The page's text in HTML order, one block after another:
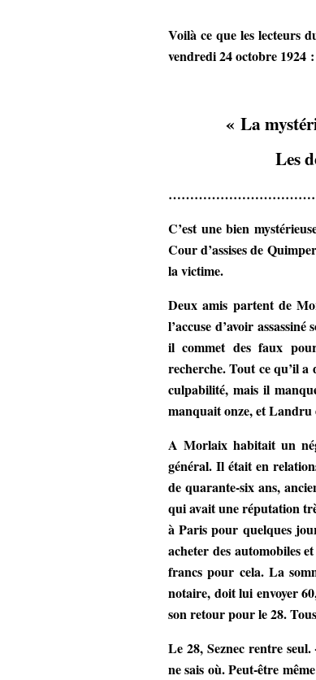
Voilà ce que les lecteurs
vendredi 24 octobre 1924 :
« La
Les
C’est une bien
Cour d’assises de
la victime.
Deux amis partent de
l’accuse d’avoir
il commet des faux
recherche. Tout ce qu’il
culpabilité, mais il
manquait onze, et Landru
A Morlaix habitait un
général. Il était en
de quarante-six ans,
qui avait une réputation
à Paris pour quelques
acheter des automobiles
francs pour cela. La
notaire, doit lui envoyer
son retour pour le 28.
Le 28, Seznec rentre
ne sais où. Peut-être